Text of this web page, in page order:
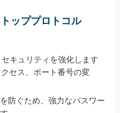
ッププロトコル
キュリティを強化します
セス、ポート番号の変
防ぐため、強力なパスワー